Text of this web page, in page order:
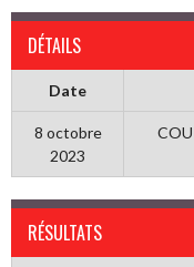
DÉTAILS
Date
8 octobre
2023
RÉSULTATS